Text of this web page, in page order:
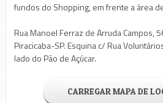
fundos do Shopping, em frente a área
Rua Manoel Ferraz de Arruda Campos,
Piracicaba-SP. Esquina c/ Rua
lado do Pão de Açúcar.
CARREGAR MAPA DE